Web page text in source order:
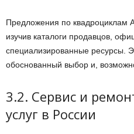
Предложения по квадроциклам
изучив каталоги продавцов,
специализированные ресурсы.
обоснованный выбор и,
3.2. Сервис и
услуг в России